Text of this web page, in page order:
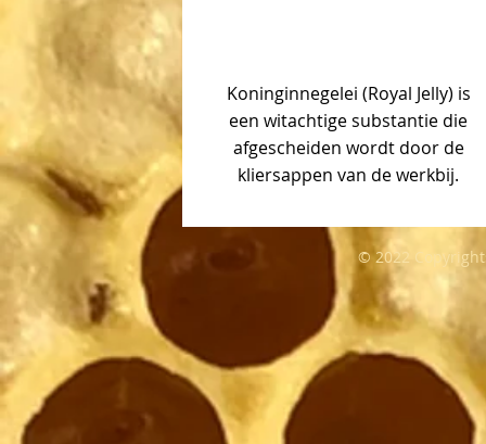
Koninginnegelei (Royal Jelly) is
een witachtige substantie die
afgescheiden wordt door de
kliersappen van de werkbij.
© 2022